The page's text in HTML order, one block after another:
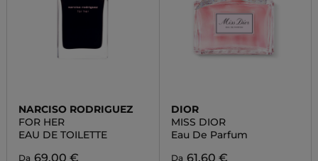
NARCISO RODRIGUEZ
FOR HER
EAU DE TOILETTE
Da 69,00 €
DIOR
MISS DIOR
Eau De Parfum
Da 61,60 €